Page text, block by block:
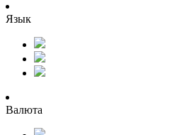
Язык
Валюта